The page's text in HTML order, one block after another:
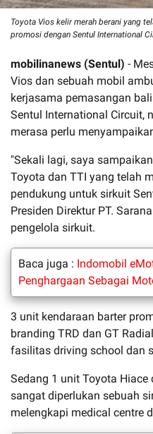
Toyota Vios kelir merah berani yang
promosi dengan Sentul International
mobilinanews (Sentul) -
Vios dan sebuah mobil
kerjasama pemasangan
Sentul International Circuit,
merasa perlu
"Sekali lagi, saya
Toyota dan TTI yang telah
pendukung untuk sirkuit
Presiden Direktur PT.
pengelola sirkuit.
Baca juga : Indomobil
Penghargaan Sebagai
3 unit kendaraan barter
branding TRD dan GT
fasilitas driving school dan
Sedang 1 unit Toyota
sangat diperlukan sebuah
melengkapi medical centre